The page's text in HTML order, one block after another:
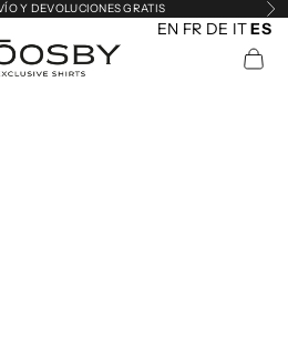
Y DEVOLUCIONES GRATIS
Abrir
EN FR DE ITES